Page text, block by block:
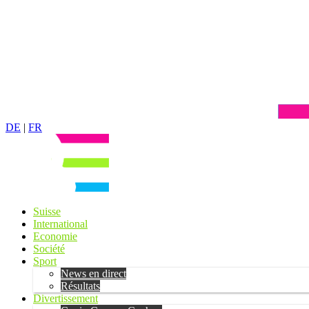
DE | FR
Suisse
International
Economie
Société
Sport
News en direct
Résultats
Divertissement